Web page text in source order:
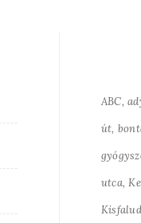
ABC
út
utca